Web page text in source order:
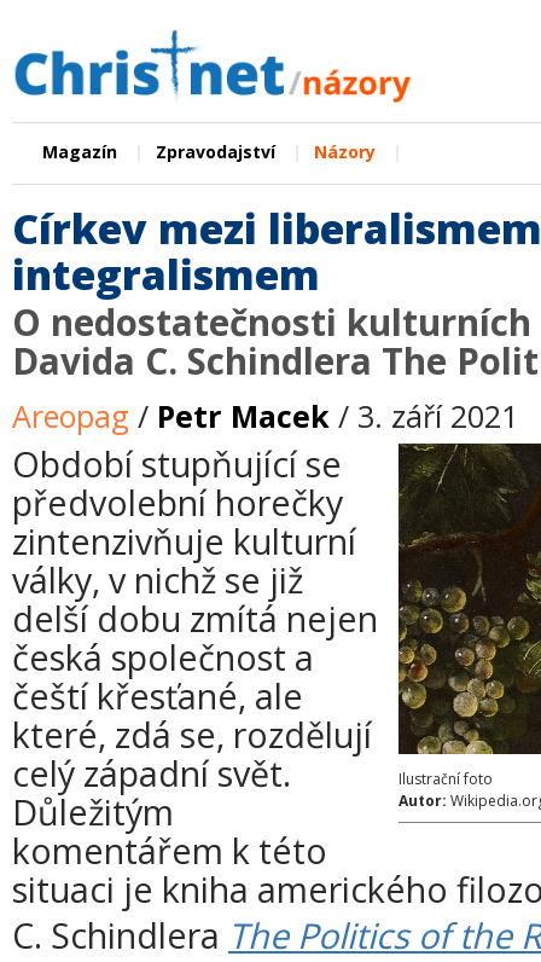
Magazín Zpravodajství Názory
Církev mezi
integralismem
O nedostatečnosti
Davida C. Schindlera The
Areopag / Petr Macek / 3. září 2021
Ilustrační foto
Autor:
Období stupňující se
předvolební horečky
zintenzivňuje kulturní
války, v nichž se již
delší dobu zmítá nejen
česká společnost a
čeští křesťané, ale
které, zdá se, rozdělují
celý západní svět.
Důležitým
komentářem k této
situaci je kniha amerického
C. Schindlera The Politics of the